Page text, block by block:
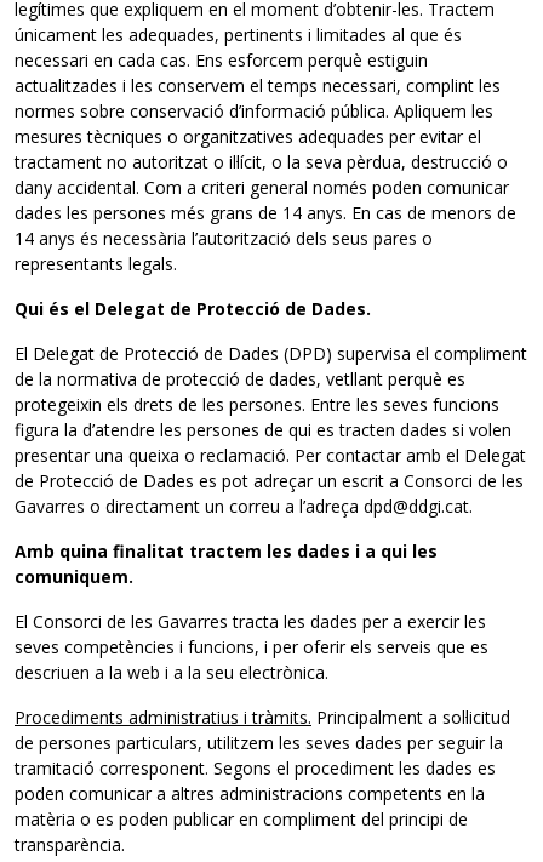
legítimes que expliquem en el moment d’obtenir-les. Tractem
únicament les adequades, pertinents i limitades al que és
necessari en cada cas. Ens esforcem perquè estiguin
actualitzades i les conservem el temps necessari, complint les
normes sobre conservació d’informació pública. Apliquem les
mesures tècniques o organitzatives adequades per evitar el
tractament no autoritzat o il·lícit, o la seva pèrdua, destrucció o
dany accidental. Com a criteri general només poden comunicar
dades les persones més grans de 14 anys. En cas de menors de
14 anys és necessària l’autorització dels seus pares o
representants legals.
Qui és el Delegat de Protecció de Dades.
El Delegat de Protecció de Dades (DPD) supervisa el compliment
de la normativa de protecció de dades, vetllant perquè es
protegeixin els drets de les persones. Entre les seves funcions
figura la d’atendre les persones de qui es tracten dades si volen
presentar una queixa o reclamació. Per contactar amb el Delegat
de Protecció de Dades es pot adreçar un escrit a Consorci de les
Gavarres o directament un correu a l’adreça dpd@ddgi.cat.
Amb quina finalitat tractem les dades i a qui les
comuniquem.
El Consorci de les Gavarres tracta les dades per a exercir les
seves competències i funcions, i per oferir els serveis que es
descriuen a la web i a la seu electrònica.
Procediments administratius i tràmits. Principalment a sol·licitud
de persones particulars, utilitzem les seves dades per seguir la
tramitació corresponent. Segons el procediment les dades es
poden comunicar a altres administracions competents en la
matèria o es poden publicar en compliment del principi de
transparència.